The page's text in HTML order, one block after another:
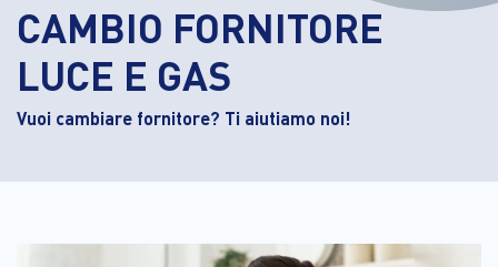
CAMBIO FORNITORE
LUCE E GAS
Vuoi cambiare fornitore? Ti aiutiamo noi!